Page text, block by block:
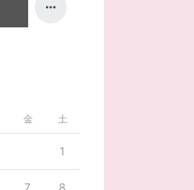
金 土
1
7 8